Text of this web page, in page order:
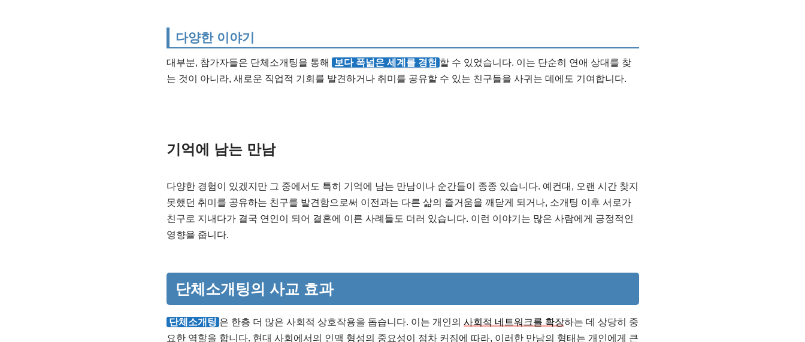
다양한 이야기
대부분, 참가자들은 단체소개팅을 통해 보다 폭넓은 세계를 경험 할 수 있었습니다. 이는 단순히 연애 상대를 찾
는 것이 아니라, 새로운 직업적 기회를 발견하거나 취미를 공유할 수 있는 친구들을 사귀는 데에도 기여합니다.
기억에 남는 만남
다양한 경험이 있겠지만 그 중에서도 특히 기억에 남는 만남이나 순간들이 종종 있습니다. 예컨대, 오랜 시간 찾지
못했던 취미를 공유하는 친구를 발견함으로써 이전과는 다른 삶의 즐거움을 깨닫게 되거나, 소개팅 이후 서로가
친구로 지내다가 결국 연인이 되어 결혼에 이른 사례들도 더러 있습니다. 이런 이야기는 많은 사람에게 긍정적인
영향을 줍니다.
단체소개팅의 사교 효과
단체소개팅 은 한층 더 많은 사회적 상호작용을 돕습니다. 이는 개인의 사회적 네트워크를 확장하는 데 상당히 중
요한 역할을 합니다. 현대 사회에서의 인맥 형성의 중요성이 점차 커짐에 따라, 이러한 만남의 형태는 개인에게 큰